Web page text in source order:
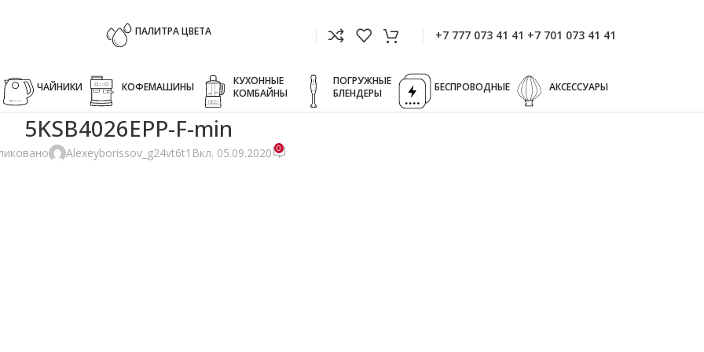
ПАЛИТРА ЦВЕТА +7 777 073 41 41 +7 701 073 41 41
ЧАЙНИКИ КОФЕМАШИНЫ
КУХОННЫЕ
КОМБАЙНЫ
ПОГРУЖНЫЕ
БЛЕНДЕРЫ
БЕСПРОВОДНЫЕ АКСЕССУАРЫ
5KSB4026EPP-F-min
Alexeyborissov_g24vt6t1 Вкл. 05.09.2020 0